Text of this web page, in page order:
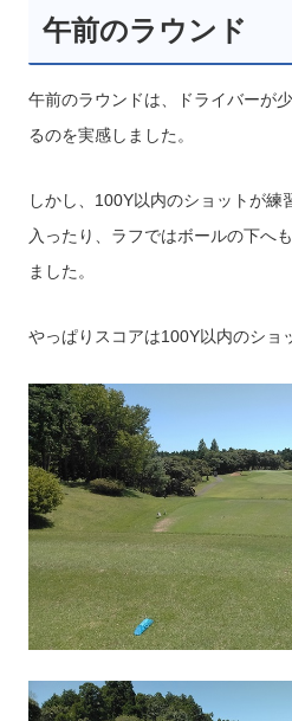
午前のラウンド
午前のラウンドは、ドライバーが
るのを実感しました。
しかし、100Y以内のショットが練
入ったり、ラフではボールの下へ
ました。
やっぱりスコアは100Y以内のショ